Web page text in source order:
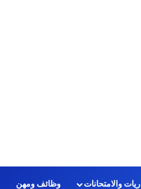
والامتحانات وظائف ومهن